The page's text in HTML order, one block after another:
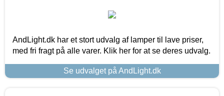
AndLight.dk har et stort udvalg af lamper til lave priser,
med fri fragt på alle varer. Klik her for at se deres udvalg.
Se udvalget på AndLight.dk